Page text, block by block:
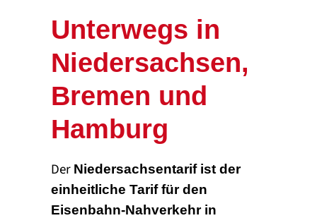
Unterwegs in
Niedersachsen,
Bremen und
Hamburg
Der Niedersachsentarif ist der
einheitliche Tarif für den
Eisenbahn-Nahverkehr in